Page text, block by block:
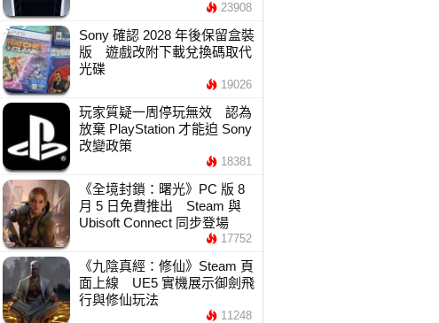
23908
Sony 確認 2028 年後保留盒裝
版 遊戲改附下載兌換碼取代
光碟
19026
玩家質疑一周停玩無效 認為
放棄 PlayStation 才能迫 Sony
改變政策
18381
《全境封鎖：曙光》PC 版 8
月 5 日免費推出 Steam 與
Ubisoft Connect 同步登場
17752
《九陰真經：修仙》Steam 頁
面上線 UE5 實機展示御劍飛
行與修仙玩法
11248